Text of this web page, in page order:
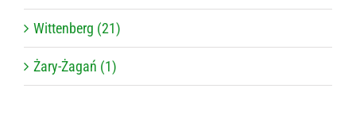
Wittenberg (21)
Żary-Żagań (1)